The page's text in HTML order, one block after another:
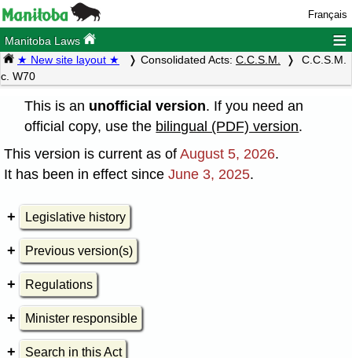
Français
Manitoba Laws ≡
★ New site layout ★ Consolidated Acts: C.C.S.M.
C.C.S.M.
c. W70
This is an unofficial version. If you need an
official copy, use the bilingual (PDF) version.
This version is current as of August 5, 2026.
It has been in effect since June 3, 2025.
Legislative history
Previous version(s)
Regulations
Minister responsible
Search in this Act